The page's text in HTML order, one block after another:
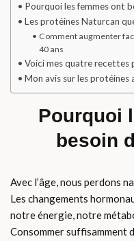
Pourquoi les femmes ont
Les protéines Naturcan
Comment augmenter
40 ans
Voici mes quatre recettes
Mon avis sur les protéines
Pourquoi
besoin
Avec l’âge, nous perdons
Les changements
notre énergie, notre
Consommer suffisamment